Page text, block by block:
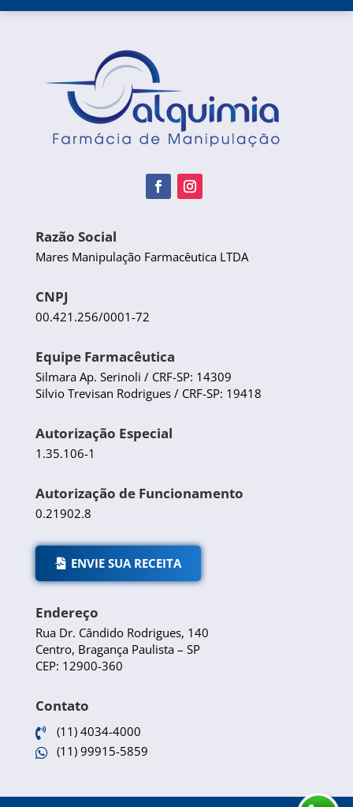
Razão Social
Mares Manipulação Farmacêutica LTDA
CNPJ
00.421.256/0001-72
Equipe Farmacêutica
Silmara Ap. Serinoli / CRF-SP: 14309
Silvio Trevisan Rodrigues / CRF-SP: 19418
Autorização Especial
1.35.106-1
Autorização de Funcionamento
0.21902.8
ENVIE SUA RECEITA
Endereço
Rua Dr. Cândido Rodrigues, 140
Centro, Bragança Paulista – SP
CEP: 12900-360
Contato
 (11) 4034-4000
 (11) 99915-5859